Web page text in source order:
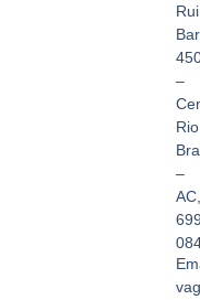
Rui
–
Rio
–
AC,